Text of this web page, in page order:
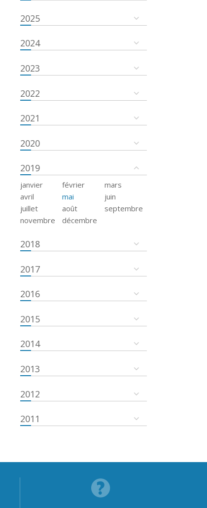
2025
2024
2023
2022
2021
2020
2019
janvier février
mars
avril
mai
juin
juillet
août
septembre
novembre
décembre
2018
2017
2016
2015
2014
2013
2012
2011